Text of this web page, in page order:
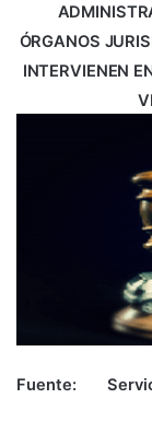
ÓRGANOS
INTERVIENEN
Fuente: